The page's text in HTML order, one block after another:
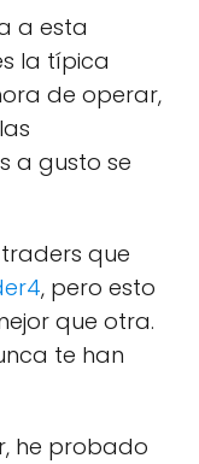
a esta
la típica
de operar,
a gusto se
que
, pero esto
que otra.
te han
he probado